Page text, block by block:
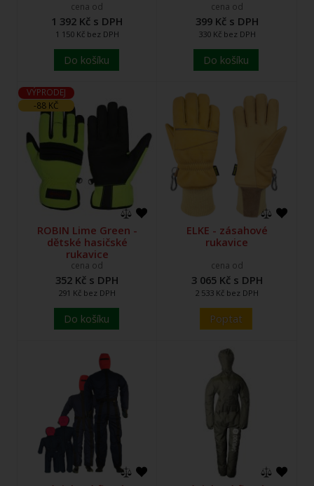
cena od
1 392 Kč s DPH
1 150 Kč bez DPH
Do košíku
cena od
399 Kč s DPH
330 Kč bez DPH
Do košíku
VÝPRODEJ
-88 KČ
ROBIN Lime Green -
dětské hasičské
rukavice
cena od
352 Kč s DPH
291 Kč bez DPH
Do košíku
ELKE - zásahové
rukavice
cena od
3 065 Kč s DPH
2 533 Kč bez DPH
Poptat